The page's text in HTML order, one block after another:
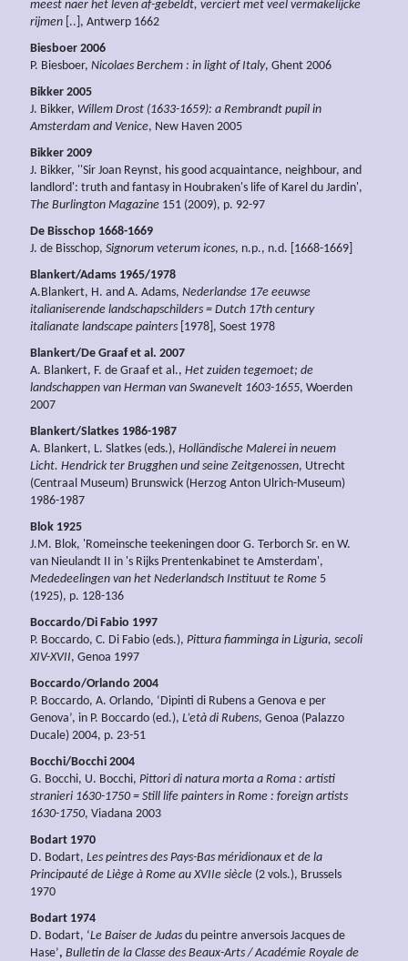
meest naer het leven af-gebeldt, verciert met veel vermakelijcke
rijmen [..], Antwerp 1662
Biesboer 2006
P. Biesboer, Nicolaes Berchem : in light of Italy, Ghent 2006
Bikker 2005
J. Bikker, Willem Drost (1633-1659): a Rembrandt pupil in
Amsterdam and Venice, New Haven 2005
Bikker 2009
J. Bikker, ''Sir Joan Reynst, his good acquaintance, neighbour, and
landlord': truth and fantasy in Houbraken's life of Karel du Jardin',
The Burlington Magazine 151 (2009), p. 92-97
De Bisschop 1668-1669
J. de Bisschop, Signorum veterum icones, n.p., n.d. [1668-1669]
Blankert/Adams 1965/1978
A.Blankert, H. and A. Adams, Nederlandse 17e eeuwse
italianiserende landschapschilders = Dutch 17th century
italianate landscape painters [1978], Soest 1978
Blankert/De Graaf et al. 2007
A. Blankert, F. de Graaf et al., Het zuiden tegemoet; de
landschappen van Herman van Swanevelt 1603-1655, Woerden
2007
Blankert/Slatkes 1986-1987
A. Blankert, L. Slatkes (eds.), Holländische Malerei in neuem
Licht. Hendrick ter Brugghen und seine Zeitgenossen, Utrecht
(Centraal Museum) Brunswick (Herzog Anton Ulrich-Museum)
1986-1987
Blok 1925
J.M. Blok, 'Romeinsche teekeningen door G. Terborch Sr. en W.
van Nieulandt II in 's Rijks Prentenkabinet te Amsterdam',
Mededeelingen van het Nederlandsch Instituut te Rome 5
(1925), p. 128-136
Boccardo/Di Fabio 1997
P. Boccardo, C. Di Fabio (eds.), Pittura fiamminga in Liguria, secoli
XIV-XVII, Genoa 1997
Boccardo/Orlando 2004
P. Boccardo, A. Orlando, ‘Dipinti di Rubens a Genova e per
Genova’, in P. Boccardo (ed.), L’età di Rubens, Genoa (Palazzo
Ducale) 2004, p. 23-51
Bocchi/Bocchi 2004
G. Bocchi, U. Bocchi, Pittori di natura morta a Roma : artisti
stranieri 1630-1750 = Still life painters in Rome : foreign artists
1630-1750, Viadana 2003
Bodart 1970
D. Bodart, Les peintres des Pays-Bas méridionaux et de la
Principauté de Liège à Rome au XVIIe siècle (2 vols.), Brussels
1970
Bodart 1974
D. Bodart, ‘Le Baiser de Judas du peintre anversois Jacques de
Hase’, Bulletin de la Classe des Beaux-Arts / Académie Royale de